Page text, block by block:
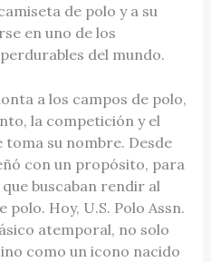
de polo y a su
en uno de los
del mundo.
a los campos de polo,
la competición y el
su nombre. Desde
con un propósito, para
buscaban rendir al
polo. Hoy, U.S. Polo Assn.
atemporal, no solo
como un icono nacido